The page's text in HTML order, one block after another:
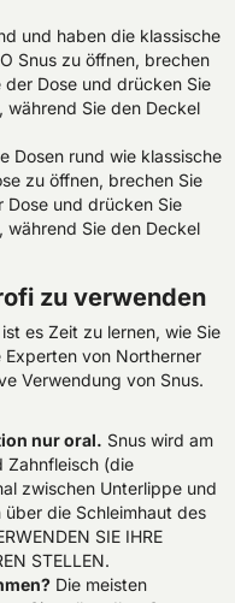
und haben die klassische
Snus zu öffnen, brechen
Dose und drücken Sie
während Sie den Deckel
Dosen rund wie klassische
zu öffnen, brechen Sie
und drücken Sie
während Sie den Deckel
zu verwenden
es Zeit zu lernen, wie Sie
Experten von Northerner
Verwendung von Snus.
nur oral. Snus wird am
Zahnfleisch (die
zwischen Unterlippe und
die Schleimhaut des
SIE IHRE
STELLEN.
Die meisten